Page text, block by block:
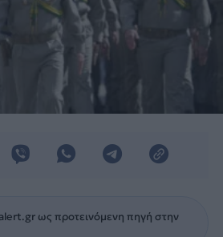
ως προτεινόμενη πηγή στην